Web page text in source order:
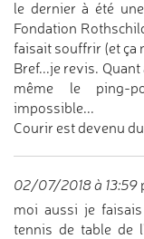
le dernier à été
Fondation
faisait souffrir (et ça
Bref...je revis.
même le ping-
impossible...
Courir est devenu
02/07/2018 à 13:59
moi aussi je
tennis de table de